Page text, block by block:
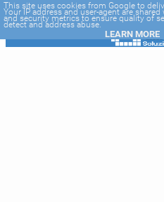
-->
This site uses cookies from Google to
Your IP address and user-agent are
and security metrics to ensure quality of
detect and address abuse.
LEARN MORE